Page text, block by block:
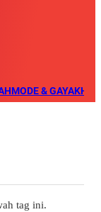
MODE & GAYA
tag ini.